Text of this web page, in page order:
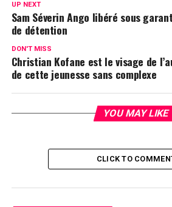
UP NEXT
Sam Séverin Ango libéré sous
de détention
DON'T MISS
Christian Kofane est le visage de
de cette jeunesse sans complexe
YOU MAY LIKE
CLICK TO